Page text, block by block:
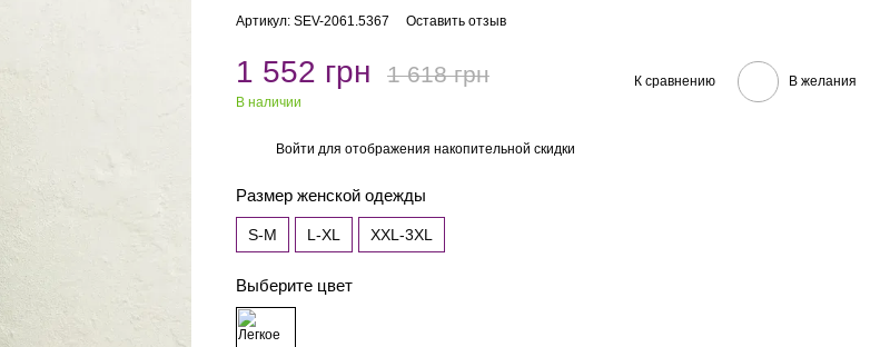
Артикул: SEV-2061.5367 Оставить отзыв
1 552 грн 1 618 грн
В наличии
К сравнению В желания
Войти для отображения накопительной скидки
Размер женской одежды
S-М L-XL XXL-3XL
Выберите цвет